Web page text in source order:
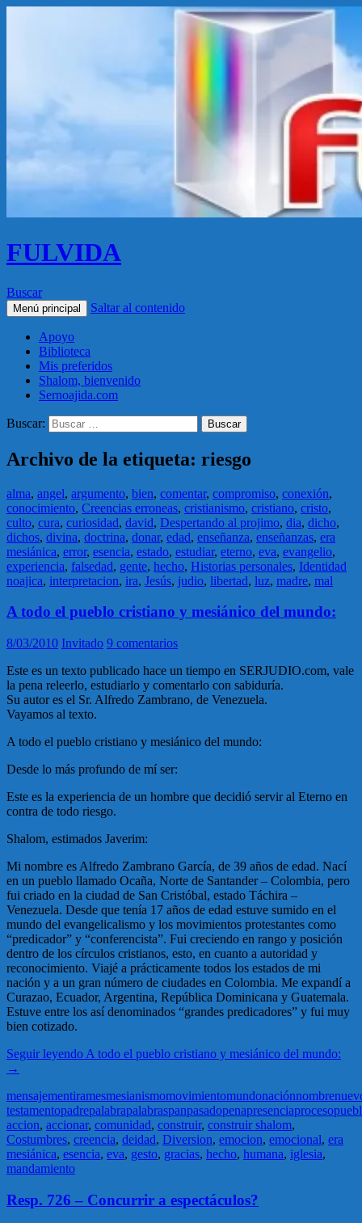
FULVIDA
Buscar
Menú principal Saltar al contenido
Apoyo
Biblioteca
Mis preferidos
Shalom, bienvenido
Sernoajida.com
Buscar:
Archivo de la etiqueta: riesgo
alma, angel, argumento, bien, comentar, compromiso, conexión,
conocimiento, Creencias erroneas, cristianismo, cristiano, cristo,
culto, cura, curiosidad, david, Despertando al projimo, dia, dicho,
dichos, divina, doctrina, donar, edad, enseñanza, enseñanzas, era
mesiánica, error, esencia, estado, estudiar, eterno, eva, evangelio,
experiencia, falsedad, gente, hecho, Historias personales, Identidad
noajica, interpretacion, ira, Jesús, judio, libertad, luz, madre, mal
A todo el pueblo cristiano y mesiánico del mundo:
8/03/2010 Invitado 9 comentarios
Este es un texto publicado hace un tiempo en SERJUDIO.com, vale
la pena releerlo, estudiarlo y comentarlo con sabiduría.
Su autor es el Sr. Alfredo Zambrano, de Venezuela.
Vayamos al texto.
A todo el pueblo cristiano y mesiánico del mundo:
Desde lo más profundo de mí ser:
Este es la experiencia de un hombre que decidió servir al Eterno en
contra de todo riesgo.
Shalom, estimados Javerim:
Mi nombre es Alfredo Zambrano García, de 39 años de edad. Nací
en un pueblo llamado Ocaña, Norte de Santander – Colombia, pero
fui criado en la ciudad de San Cristóbal, estado Táchira –
Venezuela. Desde que tenía 17 años de edad estuve sumido en el
mundo del evangelicalismo y los movimientos protestantes como
“predicador” y “conferencista”. Fui creciendo en rango y posición
dentro de los círculos cristianos, esto, en cuanto a autoridad y
reconocimiento. Viajé a prácticamente todos los estados de mi
nación y a un gran número de ciudades en Colombia. Me expandí a
Curazao, Ecuador, Argentina, República Dominicana y Guatemala.
Estuve entre los así denominados “grandes predicadores” y fui muy
bien cotizado.
Seguir leyendo A todo el pueblo cristiano y mesiánico del mundo:
→
mensajementiramesmesianismomovimientomundonaciónnombre
testamentopadrepalabrapalabraspanpasadopenapresenciaproceso
accion, accionar, comunidad, construir, construir shalom,
Costumbres, creencia, deidad, Diversion, emocion, emocional, era
mesiánica, esencia, eva, gesto, gracias, hecho, humana, iglesia,
mandamiento
Resp. 726 – Concurrir a espectáculos?